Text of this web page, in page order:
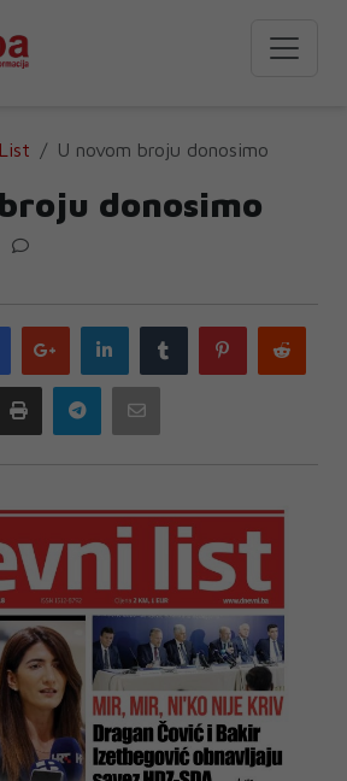
U novom broju donosimo
donosimo
Google
plus
LinkedIn Tumblr Pinterest
Print Telegram